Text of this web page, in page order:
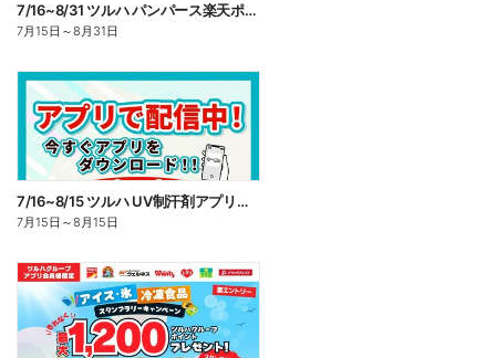
7/16~8/31 ツルハ パンパース楽天ポイント還元企画
7月15日 ～8月31日
7/16~8/15 ツルハ UV制汗剤アプリ企画
7月15日 ～8月15日